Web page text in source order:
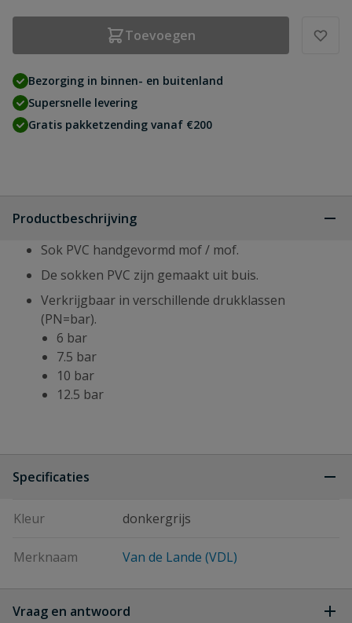
Toevoegen
Bezorging in binnen- en buitenland
Supersnelle levering
Gratis pakketzending vanaf €200
Productbeschrijving
Sok PVC handgevormd mof / mof.
De sokken PVC zijn gemaakt uit buis.
Verkrijgbaar in verschillende drukklassen
(PN=bar).
6 bar
7.5 bar
10 bar
12.5 bar
Specificaties
Kleur donkergrijs
Merknaam Van de Lande (VDL)
Vraag en antwoord